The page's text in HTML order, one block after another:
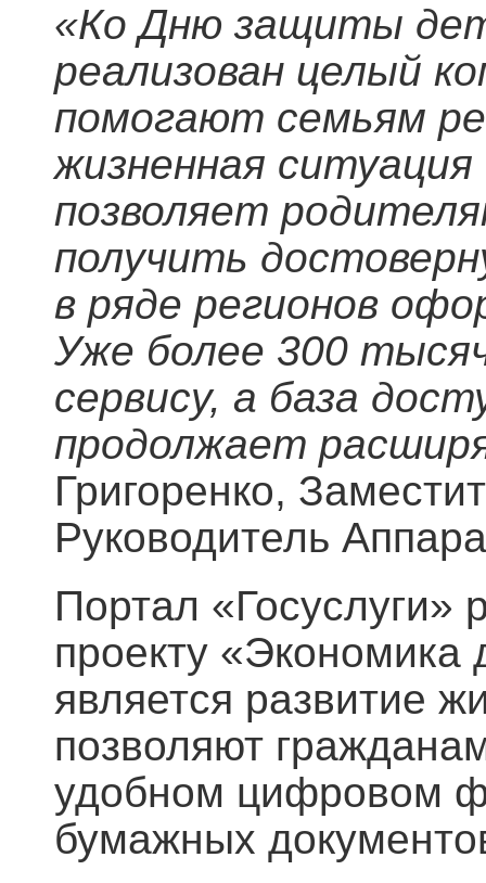
«Ко Дню защиты
реализован целый
помогают семьям
жизненная
позволяет
получить
в ряде регионов
Уже более 300
сервису, а база
продолжает
Григоренко,
Руководитель
Портал «Госуслуги»
проекту «Экономика
является развитие
позволяют
удобном цифровом
бумажных